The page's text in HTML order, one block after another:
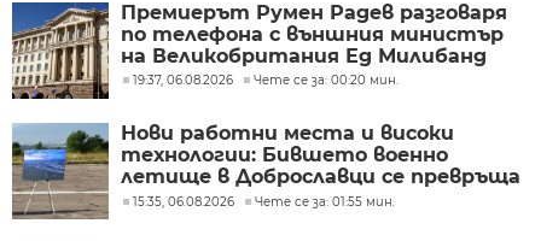
Премиерът Румен Радев разговаря
по телефона с външния министър
на Великобритания Ед Милибанд
19:37, 06.08.2026 Чете се за: 00:20 мин.
Нови работни места и високи
технологии: Бившето военно
летище в Доброславци се превръща
в голям космически център
15:35, 06.08.2026 Чете се за: 01:55 мин.